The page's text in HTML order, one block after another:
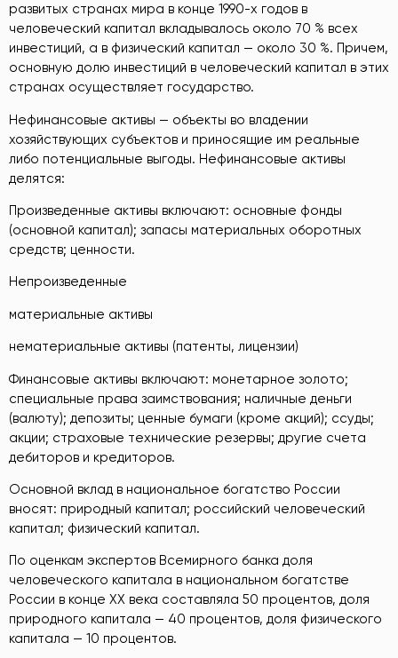
развитых странах мира в конце 1990-х годов в
человеческий капитал вкладывалось около 70 % всех
инвестиций, а в физический капитал — около 30 %. Причем,
основную долю инвестиций в человеческий капитал в этих
странах осуществляет государство.
Нефинансовые активы — объекты во владении
хозяйствующих субъектов и приносящие им реальные
либо потенциальные выгоды. Нефинансовые активы
делятся:
Произведенные активы включают: основные фонды
(основной капитал); запасы материальных оборотных
средств; ценности.
Непроизведенные
материальные активы
нематериальные активы (патенты, лицензии)
Финансовые активы включают: монетарное золото;
специальные права заимствования; наличные деньги
(валюту); депозиты; ценные бумаги (кроме акций); ссуды;
акции; страховые технические резервы; другие счета
дебиторов и кредиторов.
Основной вклад в национальное богатство России
вносят: природный капитал; российский человеческий
капитал; физический капитал.
По оценкам экспертов Всемирного банка доля
человеческого капитала в национальном богатстве
России в конце ХХ века составляла 50 процентов, доля
природного капитала — 40 процентов, доля физического
капитала — 10 процентов.